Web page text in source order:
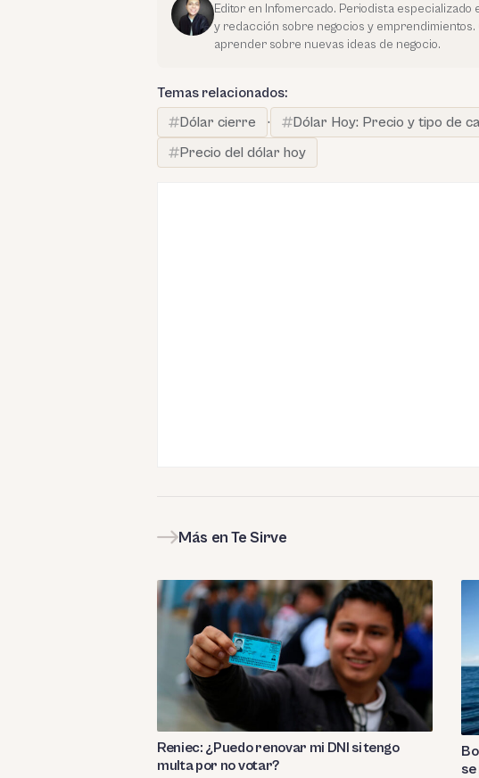
Editor en Infomercado. Periodista
y redacción sobre negocios y
aprender sobre nuevas ideas de negocio.
Temas relacionados:
Dólar cierre
· Dólar Hoy: Precio y tipo de
Precio del dólar hoy
Más en Te Sirve
Reniec: ¿Puedo renovar mi DNI si tengo
multa por no votar?